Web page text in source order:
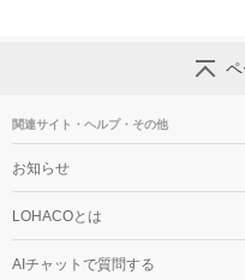
関連サイト・ヘルプ・その他
お知らせ
LOHACOとは
AIチャットで質問する